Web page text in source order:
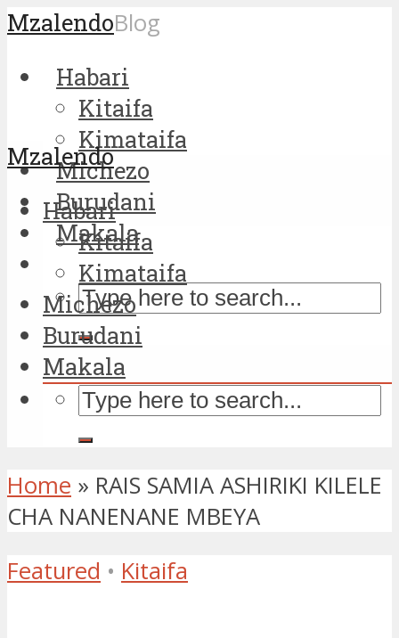
MzalendoBlog
Habari
Kitaifa
Kimataifa
Michezo
Burudani
Makala
Mzalendo
Habari
Kitaifa
Kimataifa
Michezo
Burudani
Makala
Home » RAIS SAMIA ASHIRIKI KILELE
CHA NANENANE MBEYA
Featured • Kitaifa